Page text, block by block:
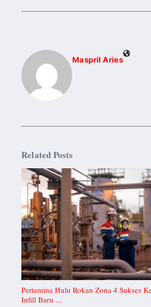
Maspril Aries
Related Posts
Pertamina Hulu Rokan Zona 4 Sukses
Infill Baru ...